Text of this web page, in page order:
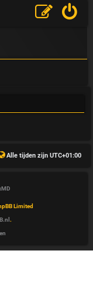
Alle tijden zijn UTC+01:00
Limited
.